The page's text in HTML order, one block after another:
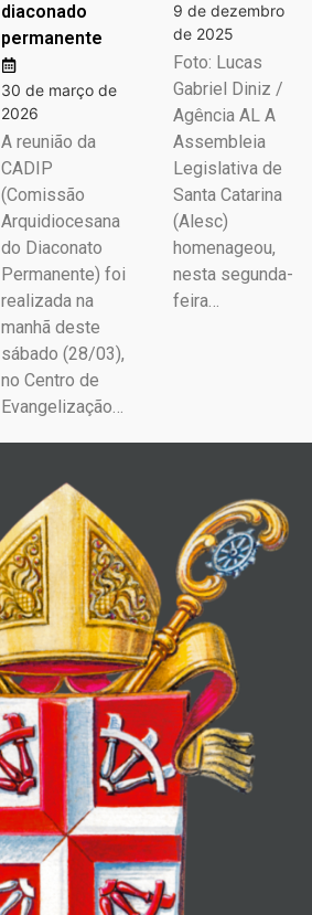
diaconado
permanente
30 de março de
2026
A reunião da
CADIP
(Comissão
Arquidiocesana
do Diaconato
Permanente) foi
realizada na
manhã deste
sábado (28/03),
no Centro de
Evangelização…
9 de dezembro
de 2025
Foto: Lucas
Gabriel Diniz /
Agência AL A
Assembleia
Legislativa de
Santa Catarina
(Alesc)
homenageou,
nesta segunda-
feira…